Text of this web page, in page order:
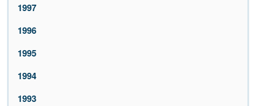
1997
1996
1995
1994
1993